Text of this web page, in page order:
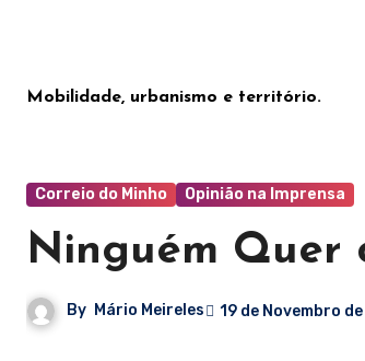
conteúdo
Mobilidade, urbanismo e território.
Correio do Minho Opinião na Imprensa
Ninguém Quer
By Mário Meireles 19 de Novembro